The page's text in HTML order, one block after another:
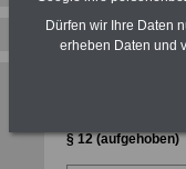
§ 12 (aufgehoben)
Dürfen wir Ihre Daten
erheben Daten und